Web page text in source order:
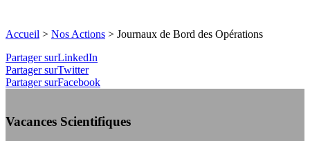
Accueil > Nos Actions > Journaux de Bord des Opérations
Partager surLinkedIn
Partager surTwitter
Partager surFacebook
Vacances Scientifiques